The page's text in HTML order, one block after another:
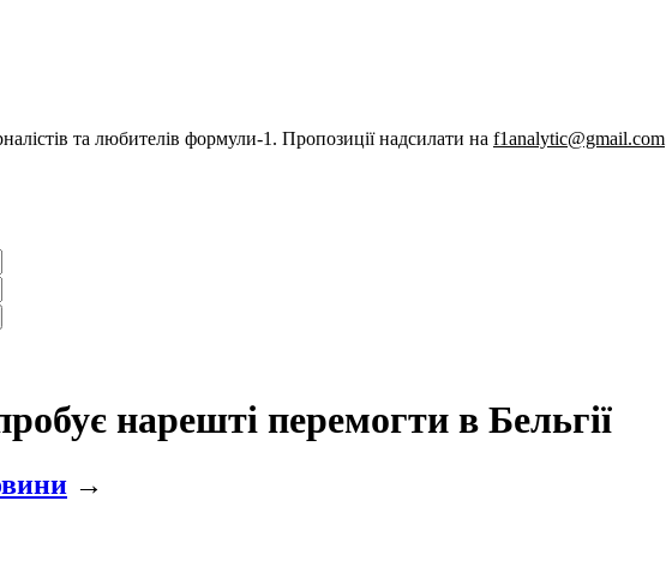
та любителів формули-1. Пропозиції надсилати на f1analytic@gmail.com
нарешті перемогти в Бельгії
→